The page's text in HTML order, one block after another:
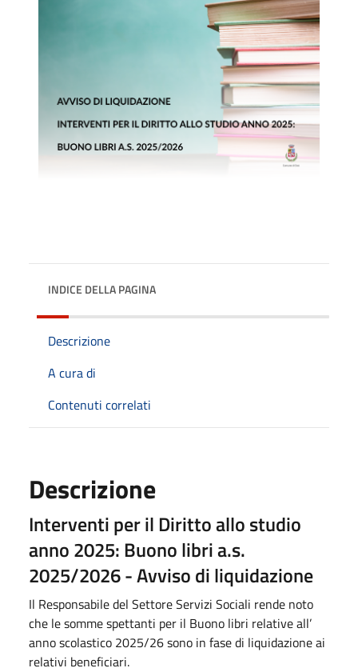
INDICE DELLA PAGINA
Descrizione
A cura di
Contenuti correlati
Descrizione
Interventi per il Diritto allo studio
anno 2025: Buono libri a.s.
2025/2026 - Avviso di liquidazione
Il Responsabile del Settore Servizi Sociali rende noto
che le somme spettanti per il Buono libri relative all’
anno scolastico 2025/26 sono in fase di liquidazione ai
relativi beneficiari.